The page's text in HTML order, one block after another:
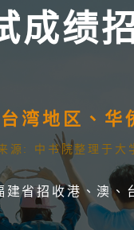
成绩
湾地区、
源: 中书院整理于
建省招收港、澳、